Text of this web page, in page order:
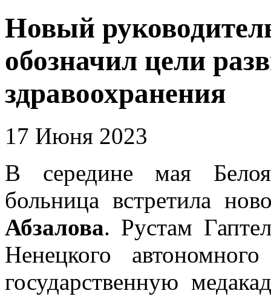
Новый
обозначил цели
здравоохранения
17 Июня 2023
В середине мая
больница встретила
Абзалова. Рустам
Ненецкого
государственную